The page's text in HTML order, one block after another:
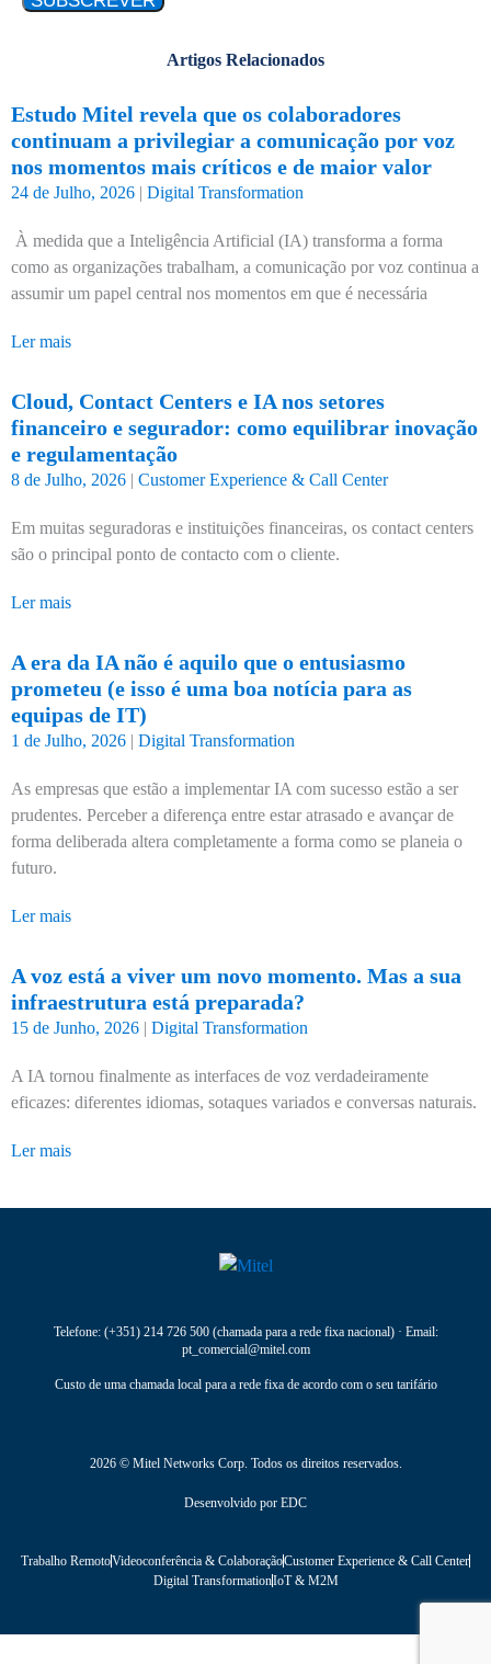
Artigos Relacionados
Estudo Mitel revela que os colaboradores
continuam a privilegiar a comunicação por voz
nos momentos mais críticos e de maior valor
24 de Julho, 2026 | Digital Transformation
À medida que a Inteligência Artificial (IA) transforma a forma
como as organizações trabalham, a comunicação por voz continua a
assumir um papel central nos momentos em que é necessária
Ler mais
Cloud, Contact Centers e IA nos setores
financeiro e segurador: como equilibrar inovação
e regulamentação
8 de Julho, 2026 | Customer Experience & Call Center
Em muitas seguradoras e instituições financeiras, os contact centers
são o principal ponto de contacto com o cliente.
Ler mais
A era da IA não é aquilo que o entusiasmo
prometeu (e isso é uma boa notícia para as
equipas de IT)
1 de Julho, 2026 | Digital Transformation
As empresas que estão a implementar IA com sucesso estão a ser
prudentes. Perceber a diferença entre estar atrasado e avançar de
forma deliberada altera completamente a forma como se planeia o
futuro.
Ler mais
A voz está a viver um novo momento. Mas a sua
infraestrutura está preparada?
15 de Junho, 2026 | Digital Transformation
A IA tornou finalmente as interfaces de voz verdadeiramente
eficazes: diferentes idiomas, sotaques variados e conversas naturais.
Ler mais
Telefone: (+351) 214 726 500(chamada para a rede fixa nacional) · Email:
pt_comercial@mitel.com
Custo de uma chamada local para a rede fixa de acordo com o seu tarifário
2026 © Mitel Networks Corp. Todos os direitos reservados.
Desenvolvido por EDC
Trabalho RemotoVideoconferência & ColaboraçãoCustomer Experience & Call Center
Digital TransformationIoT & M2M